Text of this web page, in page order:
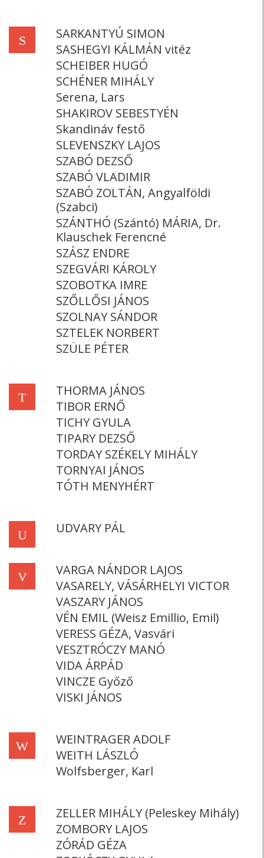
S
SARKANTYÚ SIMON
SASHEGYI KÁLMÁN vitéz
SCHEIBER HUGÓ
SCHÉNER MIHÁLY
Serena, Lars
SHAKIROV SEBESTYÉN
Skandináv festő
SLEVENSZKY LAJOS
SZABÓ DEZSŐ
SZABÓ VLADIMIR
SZABÓ ZOLTÁN, Angyalföldi
(Szabci)
SZÁNTHÓ (Szántó) MÁRIA, Dr.
Klauschek Ferencné
SZÁSZ ENDRE
SZEGVÁRI KÁROLY
SZOBOTKA IMRE
SZŐLLŐSI JÁNOS
SZOLNAY SÁNDOR
SZTELEK NORBERT
SZÜLE PÉTER
T
THORMA JÁNOS
TIBOR ERNŐ
TICHY GYULA
TIPARY DEZSŐ
TORDAY SZÉKELY MIHÁLY
TORNYAI JÁNOS
TÓTH MENYHÉRT
U UDVARY PÁL
V
VARGA NÁNDOR LAJOS
VASARELY, VÁSÁRHELYI VICTOR
VASZARY JÁNOS
VÉN EMIL (Weisz Emillio, Emil)
VERESS GÉZA, Vasvári
VESZTRÓCZY MANÓ
VIDA ÁRPÁD
VINCZE Győző
VISKI JÁNOS
W
WEINTRAGER ADOLF
WEITH LÁSZLÓ
Wolfsberger, Karl
Z
ZELLER MIHÁLY (Peleskey Mihály)
ZOMBORY LAJOS
ZÓRÁD GÉZA